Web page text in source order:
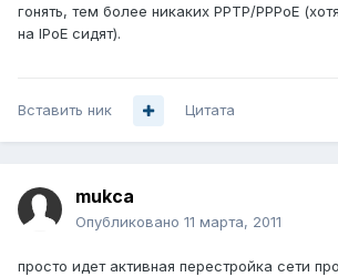
гонять, тем более никаких PPTP/PPPoE
на IPoE сидят).
Вставить ник Цитата
mukca
Опубликовано 11 марта, 2011
просто идет активная перестройка сети